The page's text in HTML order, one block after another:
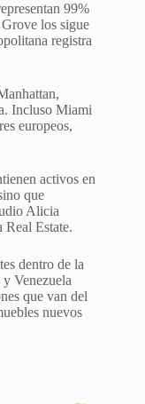
99%
los sigue
registra
Incluso Miami
europeos,
activos en
que
Alicia
Real Estate.
dentro de la
Venezuela
que van del
nuevos